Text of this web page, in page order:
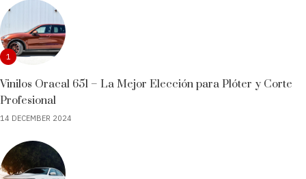
1
Vinilos Oracal 651 – La Mejor Elección para Plóter y Corte
Profesional
14 DECEMBER 2024